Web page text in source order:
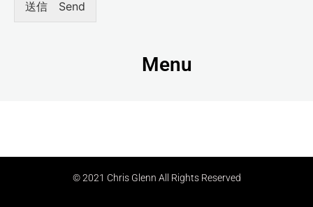
送信 Send
Menu
© 2021 Chris Glenn All Rights Reserved